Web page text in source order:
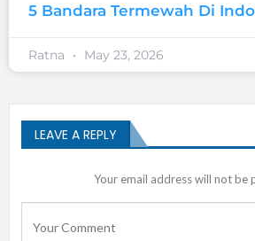
5 Bandara Termewah Di
Ratna May 23, 2026
LEAVE A REPLY
Your email address will not be